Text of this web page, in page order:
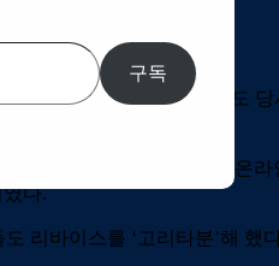
된 ‘커뮤니티’라는 의미도
요 소비재 회사들은 선뜻 온
다.
리바이스를 ‘고리타분’해
구독